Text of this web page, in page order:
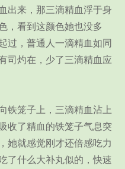
出来，那三滴精血浮于身
，看到这颜色她也没多
过，普通人一滴精血如同
司灼在，少了三滴精血应
铁笼子上，三滴精血沾上
收了精血的铁笼子气息突
她就感觉刚才还倍感吃力
了什么大补丸似的，快速